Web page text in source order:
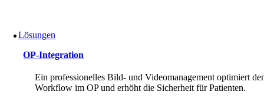
Lösungen
OP-Integration
Ein professionelles Bild- und Videomanagement optimiert
Workflow im OP und erhöht die Sicherheit für Patienten.